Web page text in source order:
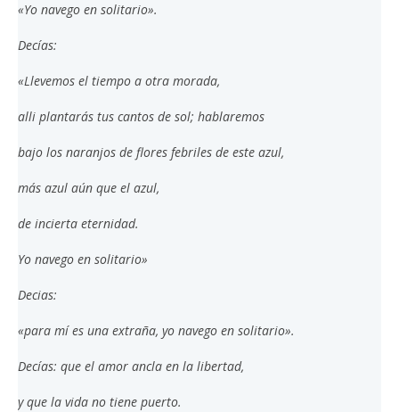
«Yo navego en solitario».
Decías:
«Llevemos el tiempo a otra morada,
alli plantarás tus cantos de sol; hablaremos
bajo los naranjos de flores febriles de este azul,
más azul aún que el azul,
de incierta eternidad.
Yo navego en solitario»
Decias:
«para mí es una extraña, yo navego en solitario».
Decías: que el amor ancla en la libertad,
y que la vida no tiene puerto.